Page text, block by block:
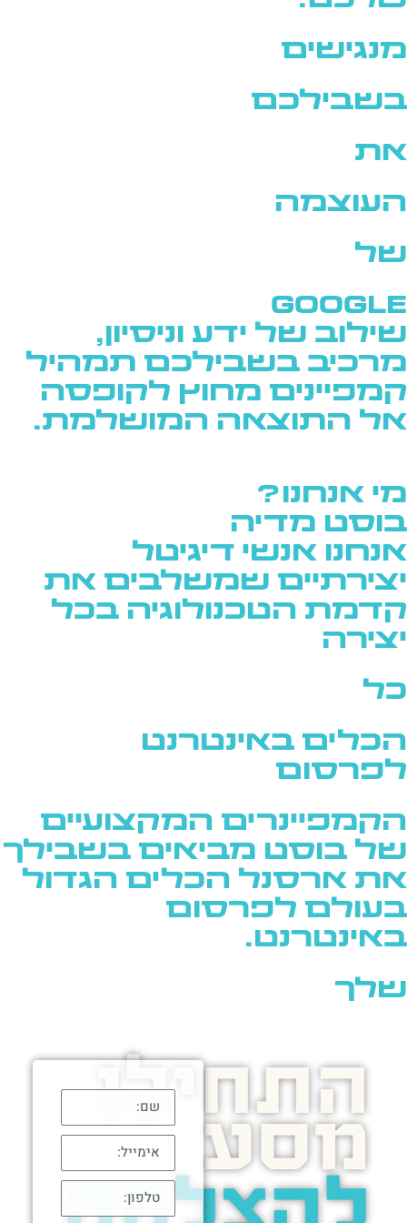
מנגישים
בשבילכם
את
העוצמה
של
GOOGLE
שילוב של ידע וניסיון,
מרכיב בשבילכם תמהיל
קמפיינים מחוץ לקופסה
אל התוצאה המושלמת.
מי אנחנו?
בוסט מדיה
אנחנו אנשי דיגיטל
יצירתיים שמשלבים את
קדמת הטכנולוגיה בכל
יצירה
כל
הכלים באינטרנט
לפרסום
הקמפיינרים המקצועיים
של בוסט מביאים בשבילך
את ארסנל הכלים הגדול
בעולם לפרסום
באינטרנט.
שלך
התחילו
מסע